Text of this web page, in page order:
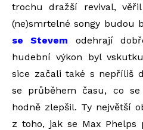
trochu dražší revival,
(ne)smrtelné songy budou
se Stevem odehrají
hudební výkon byl
sice začali také s nepříliš
se průběhem času, co se
hodně zlepšil. Ty největší
z toho, jak se Max Phelps